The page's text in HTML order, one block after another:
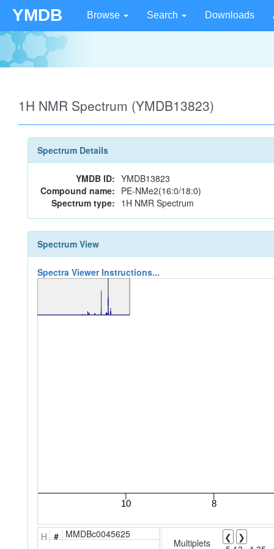
YMDB Browse Search Downloads
1H NMR Spectrum (YMDB13823)
Spectrum Details
YMDB ID: YMDB13823
Compound name: PE-NMe2(16:0/18:0)
Spectrum type: 1H NMR Spectrum
Spectrum View
Spectra Viewer Instructions...
H # MMDBc0045625
Multiplets ❮
❯